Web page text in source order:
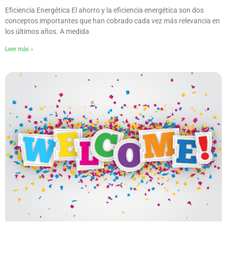
Eficiencia Energética El ahorro y la eficiencia energética son dos
conceptos importantes que han cobrado cada vez más relevancia en
los últimos años. A medida
Leer más »